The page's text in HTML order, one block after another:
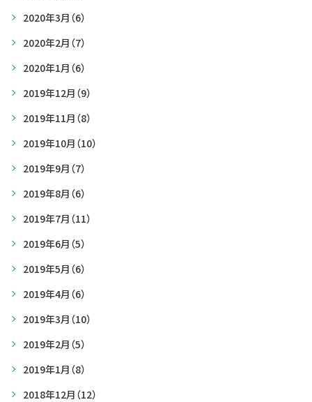
2020年3月 （6）
2020年2月 （7）
2020年1月 （6）
2019年12月 （9）
2019年11月 （8）
2019年10月 （10）
2019年9月 （7）
2019年8月 （6）
2019年7月 （11）
2019年6月 （5）
2019年5月 （6）
2019年4月 （6）
2019年3月 （10）
2019年2月 （5）
2019年1月 （8）
2018年12月 （12）